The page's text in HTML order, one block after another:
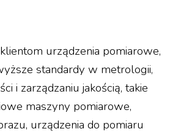
urządzenia pomiarowe,
standardy w metrologii,
i zarządzaniu jakością, takie
maszyny pomiarowe,
urządzenia do pomiaru